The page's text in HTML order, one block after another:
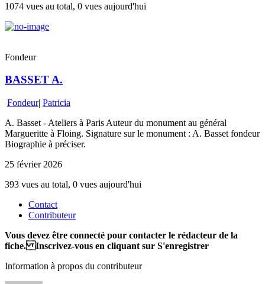
1074 vues au total, 0 vues aujourd'hui
Fondeur
BASSET A.
Fondeur| Patricia
A. Basset - Ateliers à Paris Auteur du monument au général
Margueritte à Floing. Signature sur le monument : A. Basset fondeur
Biographie à préciser.
25 février 2026
393 vues au total, 0 vues aujourd'hui
Contact
Contributeur
Vous devez être connecté pour contacter le rédacteur de la
fiche. Inscrivez-vous en cliquant sur S'enregistrer
Information à propos du contributeur